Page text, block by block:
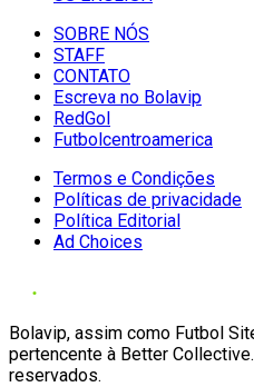
SOBRE NÓS
STAFF
CONTATO
Escreva no Bolavip
RedGol
Futbolcentroamerica
Termos e Condições
Políticas de privacidade
Política Editorial
Ad Choices
Bolavip, assim como Futbol
pertencente à Better
reservados.